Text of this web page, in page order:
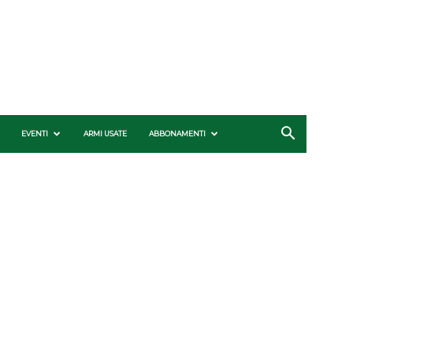
EVENTI ARMI USATE ABBONAMENTI